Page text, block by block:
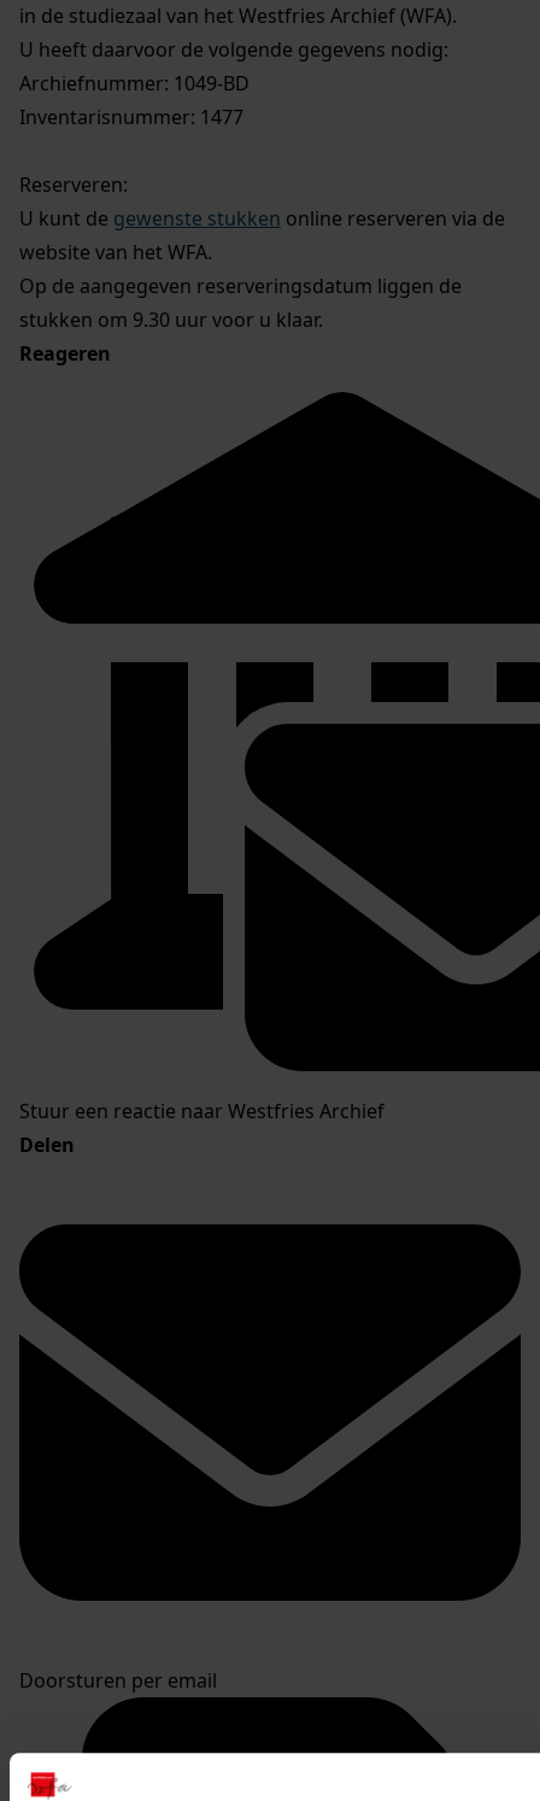
in de studiezaal van het Westfries Archief (WFA).
U heeft daarvoor de volgende gegevens nodig:
Archiefnummer: 1049-BD
Inventarisnummer: 1477
Reserveren:
U kunt de gewenste stukken online reserveren via de
website van het WFA.
Op de aangegeven reserveringsdatum liggen de
stukken om 9.30 uur voor u klaar.
Reageren
Stuur een reactie naar Westfries Archief
Delen
Doorsturen per email